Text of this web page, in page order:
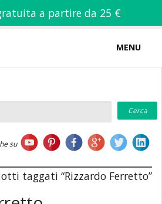
a partire da 25 €
MENU
su
taggati “Rizzardo Ferretto”